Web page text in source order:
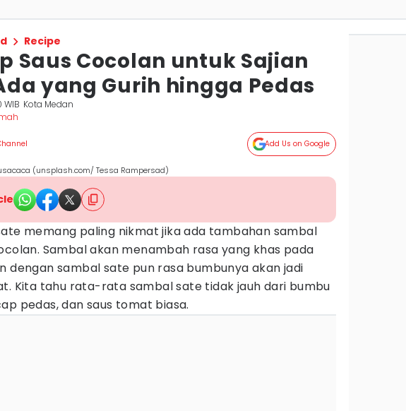
Recipe
Saus Cocolan untuk Sajian
yang Gurih hingga Pedas
WIB Kota Medan
Add Us on Google
(unsplash.com/ Tessa Rampersad)
memang paling nikmat jika ada tambahan sambal
Sambal akan menambah rasa yang khas pada
dengan sambal sate pun rasa bumbunya akan jadi
Kita tahu rata-rata sambal sate tidak jauh dari bumbu
pedas, dan saus tomat biasa.